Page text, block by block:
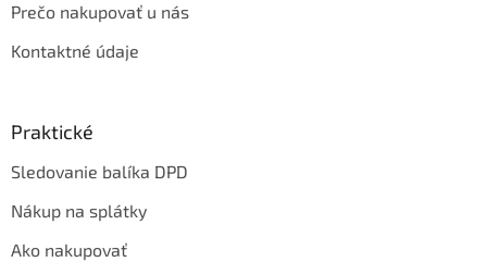
Prečo nakupovať u nás
Kontaktné údaje
Praktické
Sledovanie balíka DPD
Nákup na splátky
Ako nakupovať